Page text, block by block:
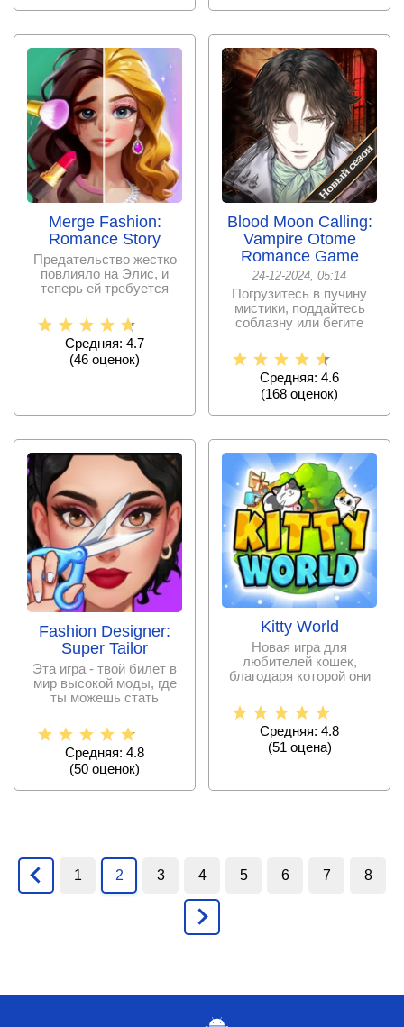
Merge Fashion:
Romance Story
Предательство жестко
повлияло на Элис, и
теперь ей требуется
Средняя: 4.7
(46 оценок)
Blood Moon Calling:
Vampire Otome
Romance Game
24-12-2024, 05:14
Погрузитесь в пучину
мистики, поддайтесь
соблазну или бегите
Средняя: 4.6
(168 оценок)
Fashion Designer:
Super Tailor
Эта игра - твой билет в
мир высокой моды, где
ты можешь стать
Средняя: 4.8
(50 оценок)
Kitty World
Новая игра для
любителей кошек,
благодаря которой они
Средняя: 4.8
(51оценa)
1 2 3 4 5 6 7 8